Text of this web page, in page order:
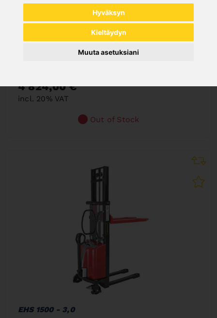
Hyväksyn
Kieltäydyn
Muuta asetuksiani
4 824,00 €
incl. 20% VAT
Out of Stock
EHS 1500 - 3,0